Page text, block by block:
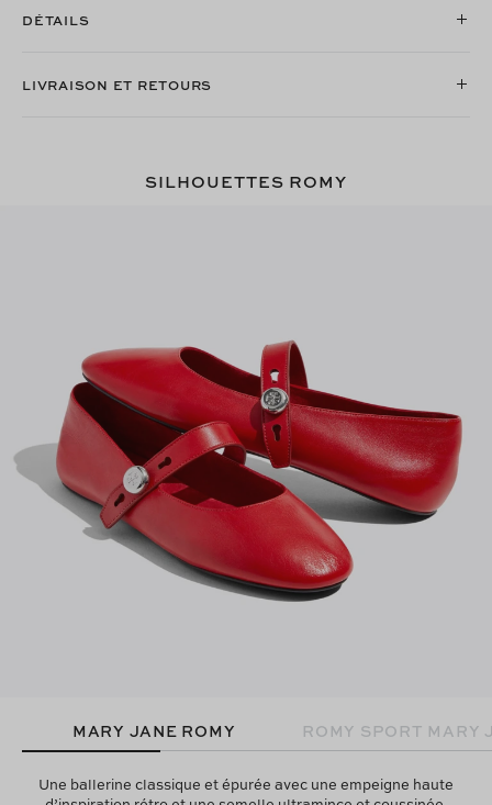
DÉTAILS
LIVRAISON ET RETOURS
SILHOUETTES ROMY
MARY JANE ROMY ROMY SPORT MARY
Une ballerine classique et épurée avec une empeigne haute